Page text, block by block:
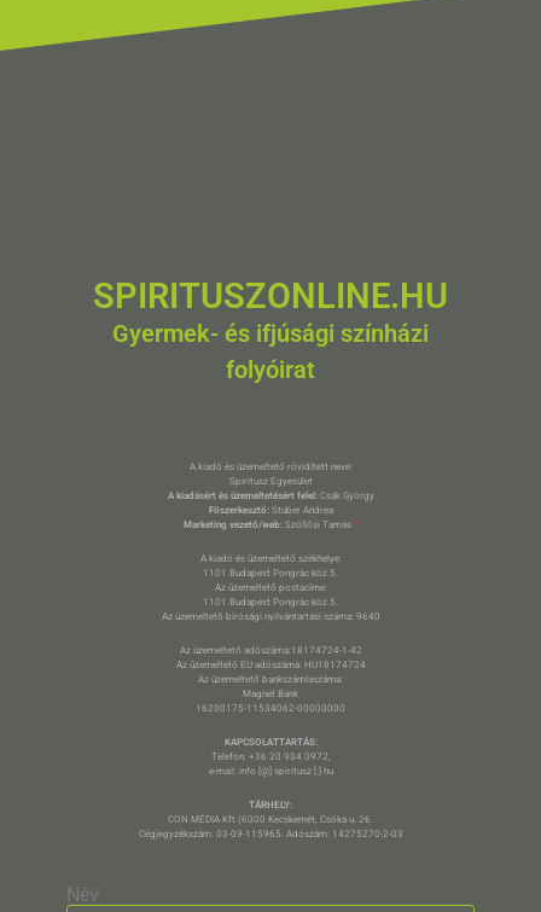
SPIRITUSZONLINE.HU
Gyermek- és ifjúsági színházi
folyóirat
A kiadó és üzemeltető rövidített neve:
Spiritusz Egyesület
A kiadásért és üzemeltetésért felel:Csák György
Főszerkesztő:Stuber Andrea
Marketing vezető/web: Szöllősi Tamás *
A kiadó és üzemeltető székhelye:
1101 Budapest Pongrác köz 5.
Az üzemeltető postacíme:
1101 Budapest Pongrác köz 5.
Az üzemeltető bírósági nyilvántartási száma: 9640
Az üzemeltető adószáma:18174724-1-42
Az üzemeltető EU adószáma: HU18174724
Az üzemeltető bankszámlaszáma:
Magnet Bank
16200175-11534062-00000000
KAPCSOLATTARTÁS:
Telefon: +36 20 934 0972,
e-mail: info [@] spiritusz [.] hu
TÁRHELY:
CON MÉDIA Kft (6000 Kecskemét, Csóka u. 26.
Cégjegyzékszám: 03-09-115965. Adószám: 14275270-2-03
Név